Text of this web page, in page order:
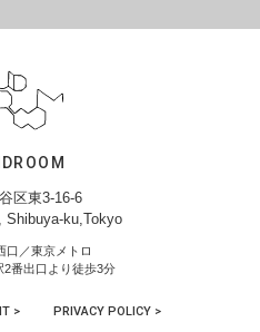
区東3-16-6
Shibuya-ku,Tokyo
口／東京メトロ
2番出口より徒歩3分
> PRIVACY POLICY >